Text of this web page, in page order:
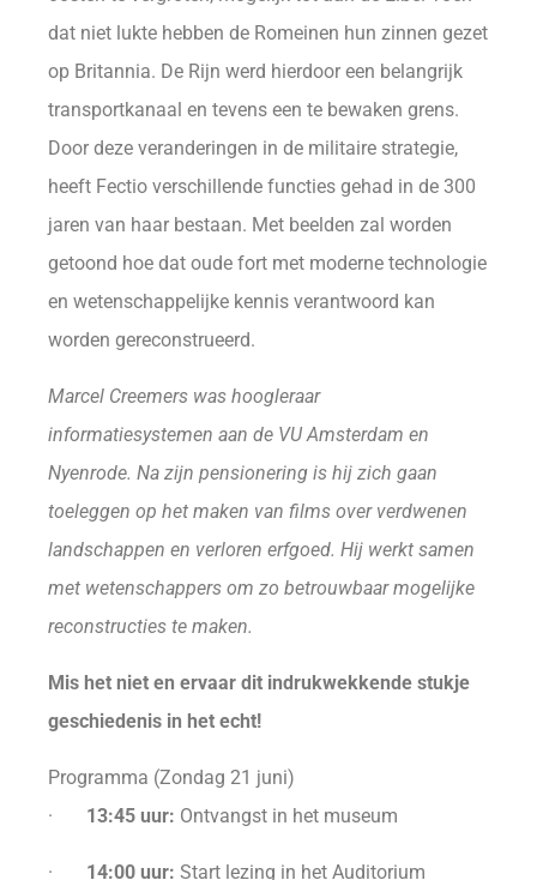
dat niet lukte hebben de Romeinen hun zinnen gezet
op Britannia. De Rijn werd hierdoor een belangrijk
transportkanaal en tevens een te bewaken grens.
Door deze veranderingen in de militaire strategie,
heeft Fectio verschillende functies gehad in de 300
jaren van haar bestaan. Met beelden zal worden
getoond hoe dat oude fort met moderne technologie
en wetenschappelijke kennis verantwoord kan
worden gereconstrueerd.
Marcel Creemers was hoogleraar
informatiesystemen aan de VU Amsterdam en
Nyenrode. Na zijn pensionering is hij zich gaan
toeleggen op het maken van films over verdwenen
landschappen en verloren erfgoed. Hij werkt samen
met wetenschappers om zo betrouwbaar mogelijke
reconstructies te maken.
Mis het niet en ervaar dit indrukwekkende stukje
geschiedenis in het echt!
Programma (Zondag 21 juni)
· 13:45 uur: Ontvangst in het museum
· 14:00 uur: Start lezing in het Auditorium